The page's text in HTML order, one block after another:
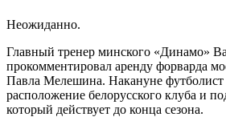
Неожиданно.
Главный тренер минского «Динамо»
прокомментировал аренду форварда
Павла Мелешина. Накануне
расположение белорусского клуба и
который действует до конца сезона.